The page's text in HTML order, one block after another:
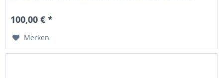
100,00 € *
Merken